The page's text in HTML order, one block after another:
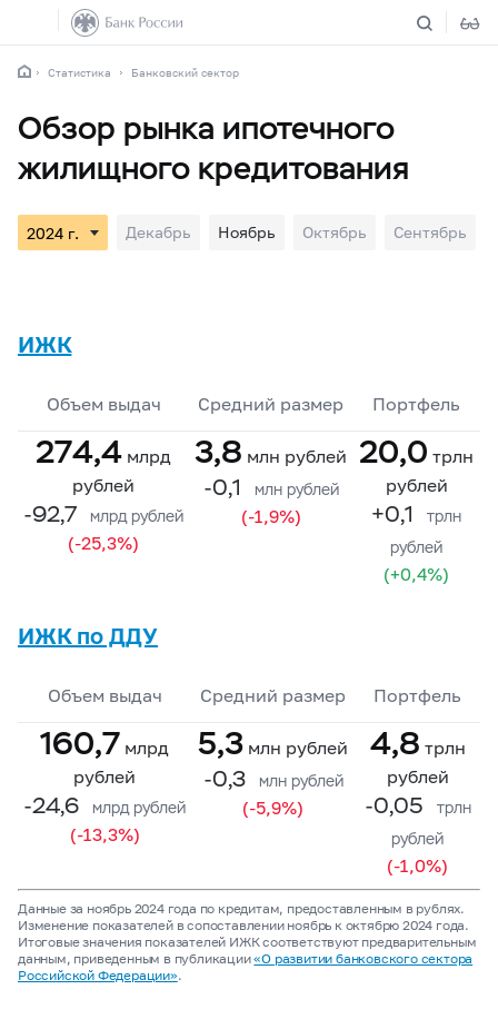
Статистика Банковский сектор
Обзор рынка ипотечного
жилищного кредитования
Декабрь Ноябрь Октябрь Сентябрь
ИЖК
Объем выдач Средний размер Портфель
274,4 млрд
рублей
-92,7 млрд рублей
(-25,3%)
3,8 млн рублей
-0,1 млн рублей
(-1,9%)
20,0 трлн
рублей
+0,1
трлн
рублей
(+0,4%)
ИЖК по ДДУ
Объем выдач Средний размер Портфель
160,7 млрд
рублей
-24,6 млрд рублей
(-13,3%)
5,3 млн рублей
-0,3 млн рублей
(-5,9%)
4,8 трлн
рублей
-0,05
трлн
рублей
(-1,0%)
Данные за ноябрь 2024 года по кредитам, предоставленным в рублях.
Изменение показателей в сопоставлении ноябрь к октябрю 2024 года.
Итоговые значения показателей ИЖК соответствуют предварительным
данным, приведенным в публикации«О развитии банковского сектора
Российской Федерации».